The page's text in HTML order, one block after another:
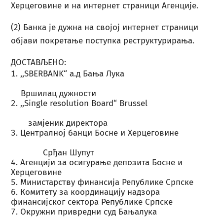
Херцеговине и на интернет страници Агенције.
(2) Банка је дужна на својој интернет страници
објави покретање поступка реструктурирања.
ДОСТАВЉЕНО:
,,SBERBANK“ а.д Бања Лука
Вршилац дужности
,,Siпgle resolution Board“ Brussel
замјеник директора
Централној банци Босне и Херцеговине
Срђан Шупут
Агенцији за осигурање депозита Босне и
Херцеговине
Министарству финансија Републике Српске
Комитету за координацију надзора
финансијског сектора Републике Српске
Окружни привредни суд Бањалука